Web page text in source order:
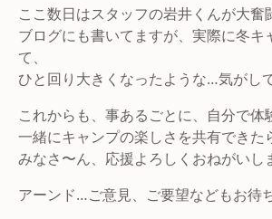
ここ数日はスタッフの岩井くんが大奮
ブログにも書いてますが、実際に冬キ
て、
ひと回り大きくなったような…気がし
これからも、事あるごとに、自分で体
一緒にキャンプの楽しさを共有でき
みなさ〜ん、応援よろしくおねがいし
アーンド…ご意見、ご要望などもお待